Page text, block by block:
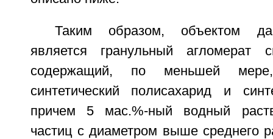
Таким образом, объектом
является гранульный агломерат
содержащий, по меньшей
синтетический полисахарид и
причем 5 мас.%-ный водный
частиц с диаметром выше среднего